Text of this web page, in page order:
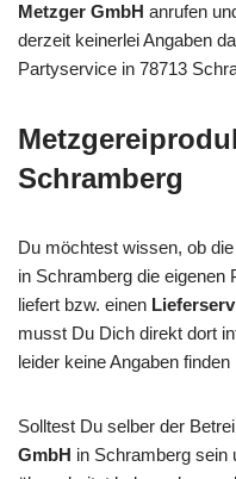
Metzger GmbH anrufen
derzeit keinerlei Angaben
Partyservice in 78713
Schramberg
Du möchtest wissen, ob
in Schramberg die eigenen
liefert bzw. einen
musst Du Dich direkt dort
leider keine Angaben finden
Solltest Du selber der
GmbH in Schramberg sein